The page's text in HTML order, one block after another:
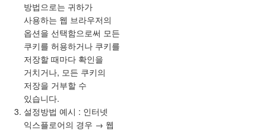
방법으로는 귀하가
사용하는 웹 브라우저의
옵션을 선택함으로써 모든
쿠키를 허용하거나 쿠키를
저장할 때마다 확인을
거치거나, 모든 쿠키의
저장을 거부할 수
있습니다.
설정방법 예시 : 인터넷
익스플로어의 경우 → 웹